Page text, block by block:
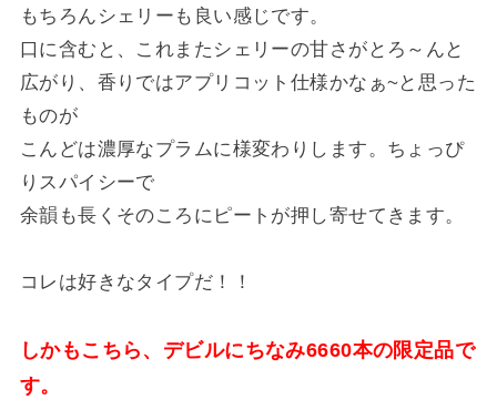
もちろんシェリーも良い感じです。
口に含むと、これまたシェリーの甘さがとろ～んと
広がり、香りではアプリコット仕様かなぁ~と思った
ものが
こんどは濃厚なプラムに様変わりします。ちょっぴ
りスパイシーで
余韻も長くそのころにピートが押し寄せてきます。
コレは好きなタイプだ！！
しかもこちら、デビルにちなみ6660本の限定品で
す。